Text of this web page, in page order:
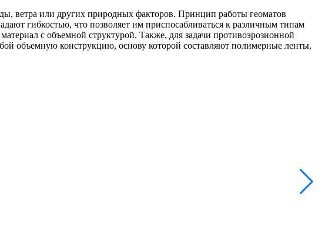
ветра или других природных факторов. Принцип работы геоматов
гибкостью, что позволяет им приспосабливаться к различным типам
с объемной структурой. Также, для задачи противоэрозионной
объемную конструкцию, основу которой составляют полимерные ленты,